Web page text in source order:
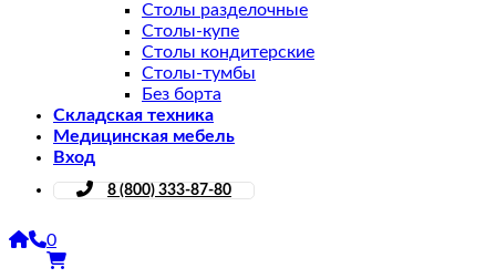
Столы разделочные
Столы-купе
Столы кондитерские
Столы-тумбы
Без борта
Складская техника
Медицинская мебель
Вход
8 (800) 333-87-80
0